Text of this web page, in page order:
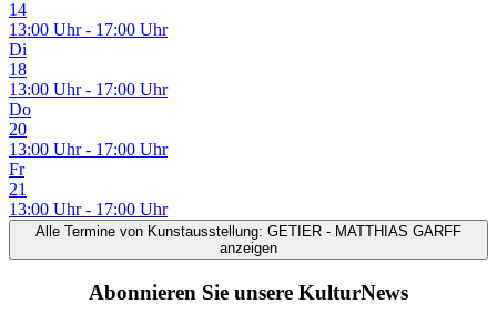
14
13:00 Uhr - 17:00 Uhr
Di
18
13:00 Uhr - 17:00 Uhr
Do
20
13:00 Uhr - 17:00 Uhr
Fr
21
13:00 Uhr - 17:00 Uhr
Alle Termine von Kunstausstellung: GETIER - MATTHIAS GARFF
anzeigen
Abonnieren Sie unsere KulturNews